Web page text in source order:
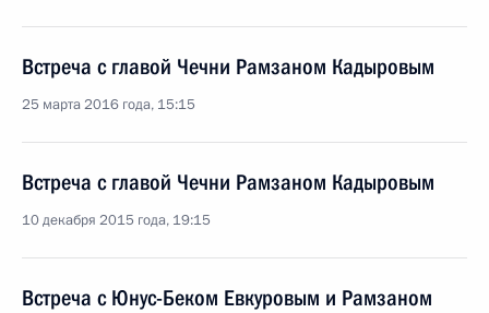
Встреча с главой Чечни Рамзаном Кадыровым
25 марта 2016 года, 15:15
Встреча с главой Чечни Рамзаном Кадыровым
10 декабря 2015 года, 19:15
Встреча с Юнус-Беком Евкуровым и Рамзаном